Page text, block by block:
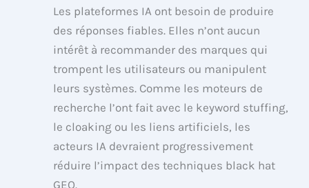
Les plateformes IA ont besoin de produire
des réponses fiables. Elles n’ont aucun
intérêt à recommander des marques qui
trompent les utilisateurs ou manipulent
leurs systèmes. Comme les moteurs de
recherche l’ont fait avec le keyword stuffing,
le cloaking ou les liens artificiels, les
acteurs IA devraient progressivement
réduire l’impact des techniques black hat
GEO.